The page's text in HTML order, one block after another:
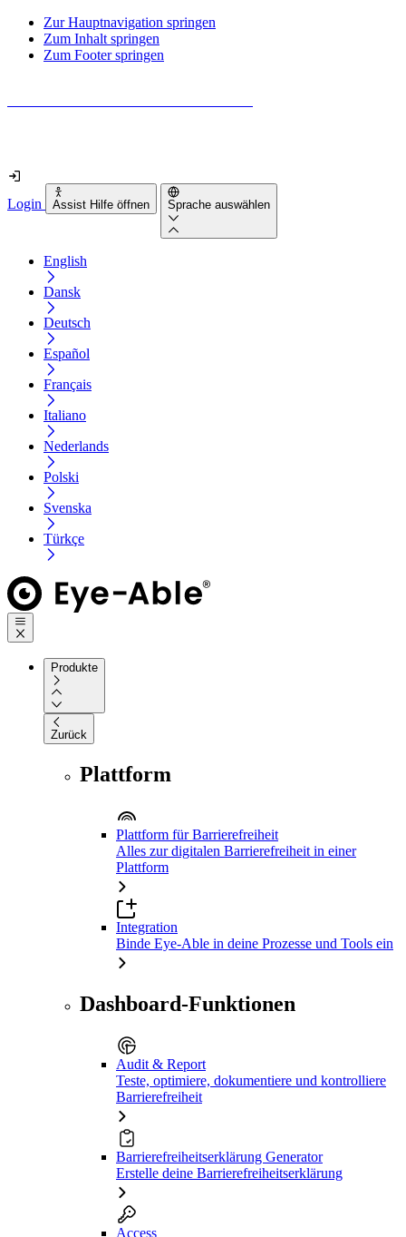
Zur Hauptnavigation springen
Zum Inhalt springen
Zum Footer springen
Login Assist Hilfe öffnen Sprache auswählen
English
Dansk
Deutsch
Español
Français
Italiano
Nederlands
Polski
Svenska
Türkçe
Produkte
Zurück
Plattform
Plattform für Barrierefreiheit
Alles zur digitalen Barrierefreiheit in einer
Plattform
Integration
Binde Eye-Able in deine Prozesse und Tools ein
Dashboard-Funktionen
Audit & Report
Teste, optimiere, dokumentiere und kontrolliere
Barrierefreiheit
Barrierefreiheitserklärung Generator
Erstelle deine Barrierefreiheitserklärung
Access